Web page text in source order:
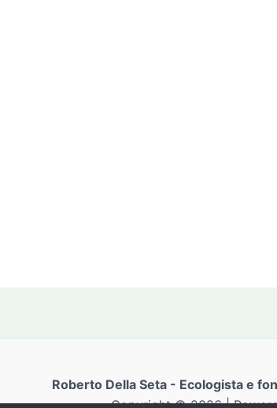
Roberto Della Seta - Ecologista e